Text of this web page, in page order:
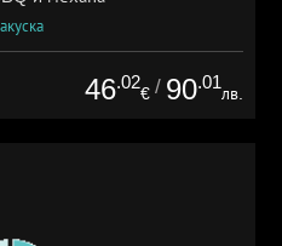
46.02
€ / 90.01
лв.